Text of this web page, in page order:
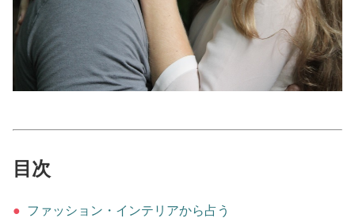
ココロ/カラダ
グルメ
目次
● ファッション・インテリアから占う